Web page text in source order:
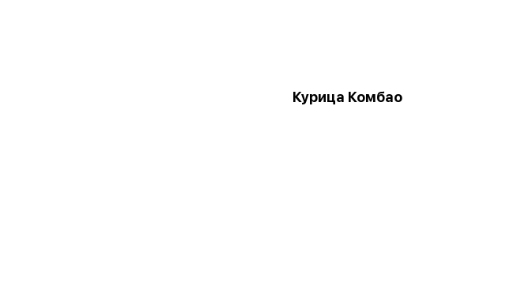
Курица Комбао